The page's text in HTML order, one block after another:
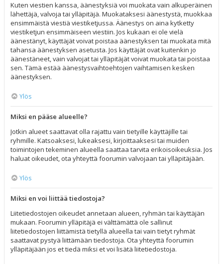
Kuten viestien kanssa, äänestyksiä voi muokata vain alkuperäinen
lähettäjä, valvoja tai ylläpitäjä. Muokataksesi äänestystä, muokkaa
ensimmäistä viestiä viestiketjussa. Äänestys on aina kytketty
viestiketjun ensimmäiseen viestiin. Jos kukaan ei ole vielä
äänestänyt, käyttäjät voivat poistaa äänestyksen tai muokata mitä
tahansa äänestyksen asetusta. Jos käyttäjät ovat kuitenkin jo
äänestäneet, vain valvojat tai ylläpitäjät voivat muokata tai poistaa
sen. Tämä estää äänestysvaihtoehtojen vaihtamisen kesken
äänestyksen.
Ylös
Miksi en pääse alueelle?
Jotkin alueet saattavat olla rajattu vain tietyille käyttäjille tai
ryhmille. Katsoaksesi, lukeaksesi, kirjoittaaksesi tai muiden
toimintojen tekeminen alueella saattaa tarvita erikoisoikeuksia. Jos
haluat oikeudet, ota yhteyttä foorumin valvojaan tai ylläpitäjään.
Ylös
Miksi en voi liittää tiedostoja?
Liitetiedostojen oikeudet annetaan alueen, ryhmän tai käyttäjän
mukaan. Foorumin ylläpitäjä ei välttämättä ole sallinut
liitetiedostojen liittämistä tietyllä alueella tai vain tietyt ryhmät
saattavat pystyä liittämään tiedostoja. Ota yhteyttä foorumin
ylläpitäjään jos et tiedä miksi et voi lisätä liitetiedostoja.